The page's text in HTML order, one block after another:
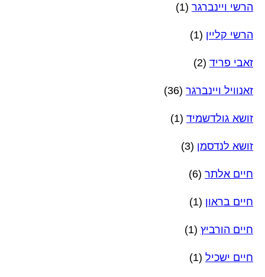
הרשי ויינברגר (1)
הרשי קליין (1)
זאבי פריד (2)
זאנוויל ויינברגר (36)
זושא גולדשמיד (1)
זושא לנדסמן (3)
חיים אלתר (6)
חיים בראון (1)
חיים הורביץ (1)
חיים ישכיל (1)